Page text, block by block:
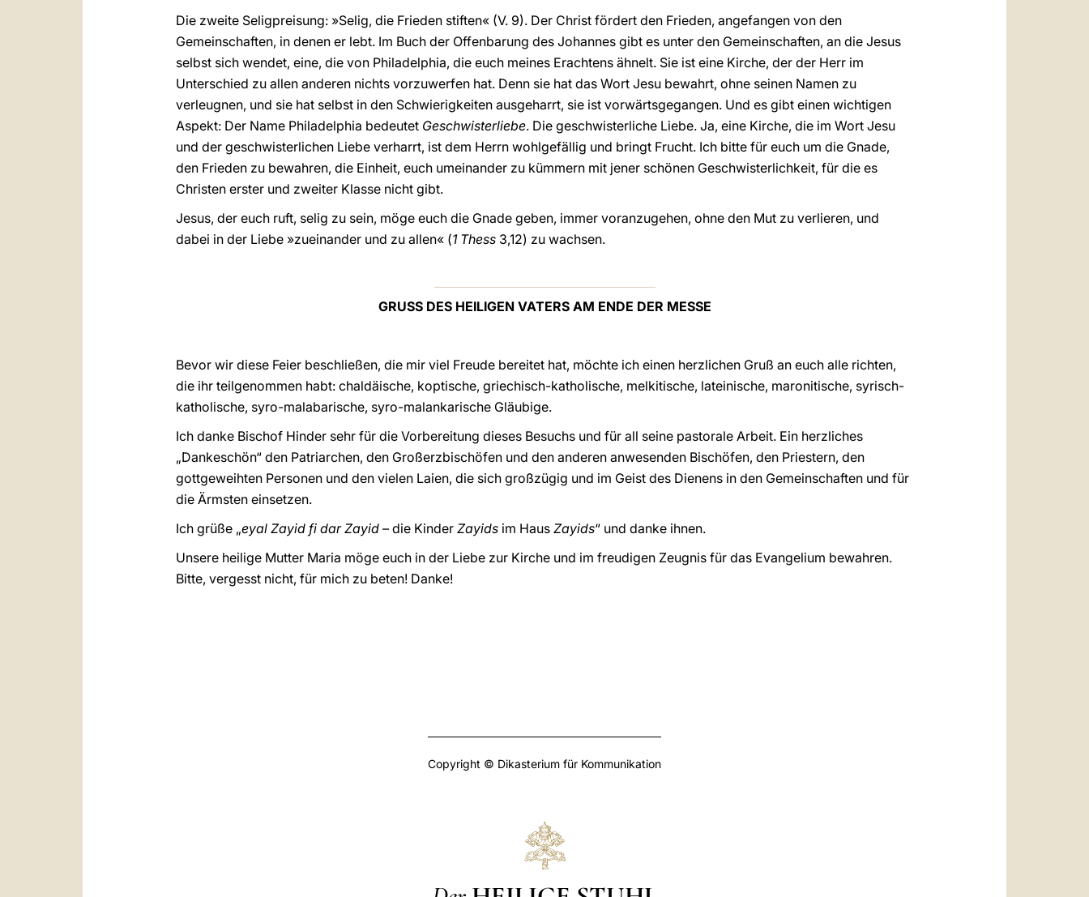
Die zweite Seligpreisung: »Selig, die Frieden stiften« (V. 9). Der Christ fördert den Frieden, angefangen von den
Gemeinschaften, in denen er lebt. Im Buch der Offenbarung des Johannes gibt es unter den Gemeinschaften, an die Jesus
selbst sich wendet, eine, die von Philadelphia, die euch meines Erachtens ähnelt. Sie ist eine Kirche, der der Herr im
Unterschied zu allen anderen nichts vorzuwerfen hat. Denn sie hat das Wort Jesu bewahrt, ohne seinen Namen zu
verleugnen, und sie hat selbst in den Schwierigkeiten ausgeharrt, sie ist vorwärtsgegangen. Und es gibt einen wichtigen
Aspekt: Der Name Philadelphia bedeutet Geschwisterliebe. Die geschwisterliche Liebe. Ja, eine Kirche, die im Wort Jesu
und der geschwisterlichen Liebe verharrt, ist dem Herrn wohlgefällig und bringt Frucht. Ich bitte für euch um die Gnade,
den Frieden zu bewahren, die Einheit, euch umeinander zu kümmern mit jener schönen Geschwisterlichkeit, für die es
Christen erster und zweiter Klasse nicht gibt.
Jesus, der euch ruft, selig zu sein, möge euch die Gnade geben, immer voranzugehen, ohne den Mut zu verlieren, und
dabei in der Liebe »zueinander und zu allen« (1 Thess 3,12) zu wachsen.
GRUSS DES HEILIGEN VATERS AM ENDE DER MESSE
Bevor wir diese Feier beschließen, die mir viel Freude bereitet hat, möchte ich einen herzlichen Gruß an euch alle richten,
die ihr teilgenommen habt: chaldäische, koptische, griechisch-katholische, melkitische, lateinische, maronitische, syrisch-
katholische, syro-malabarische, syro-malankarische Gläubige.
Ich danke Bischof Hinder sehr für die Vorbereitung dieses Besuchs und für all seine pastorale Arbeit. Ein herzliches
„Dankeschön“ den Patriarchen, den Großerzbischöfen und den anderen anwesenden Bischöfen, den Priestern, den
gottgeweihten Personen und den vielen Laien, die sich großzügig und im Geist des Dienens in den Gemeinschaften und für
die Ärmsten einsetzen.
Ich grüße „eyal Zayid fi dar Zayid – die Kinder Zayids im Haus Zayids“ und danke ihnen.
Unsere heilige Mutter Maria möge euch in der Liebe zur Kirche und im freudigen Zeugnis für das Evangelium bewahren.
Bitte, vergesst nicht, für mich zu beten! Danke!
Copyright © Dikasterium für Kommunikation